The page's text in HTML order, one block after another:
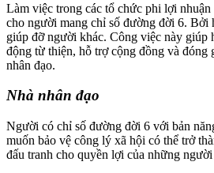
Làm việc trong các tổ chức phi lợi
cho người mang chỉ số đường đời 6. Bởi
giúp đỡ người khác. Công việc này giúp
động từ thiện, hỗ trợ cộng đồng và đóng
nhân đạo.
Nhà nhân đạo
Người có chỉ số đường đời 6 với bản
muốn bảo vệ công lý xã hội có thể trở
đấu tranh cho quyền lợi của những người